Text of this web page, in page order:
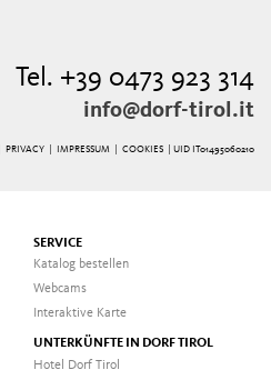
Tel. +39 0473 923 314
info@dorf-tirol.it
PRIVACY| IMPRESSUM| COOKIES | UID IT01495060210
SERVICE
Katalog bestellen
Webcams
Interaktive Karte
UNTERKÜNFTE IN DORF TIROL
Hotel Dorf Tirol